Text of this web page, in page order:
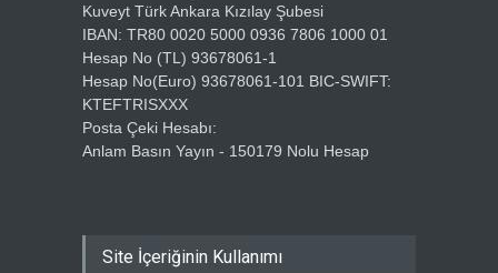
Kuveyt Türk Ankara Kızılay Şubesi
IBAN: TR80 0020 5000 0936 7806 1000 01
Hesap No (TL) 93678061-1
Hesap No(Euro) 93678061-101 BIC-SWIFT:
KTEFTRISXXX
Posta Çeki Hesabı:
Anlam Basın Yayın - 150179 Nolu Hesap
Site İçeriğinin Kullanımı